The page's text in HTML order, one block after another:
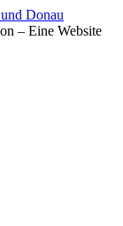
Donau
– Eine Website